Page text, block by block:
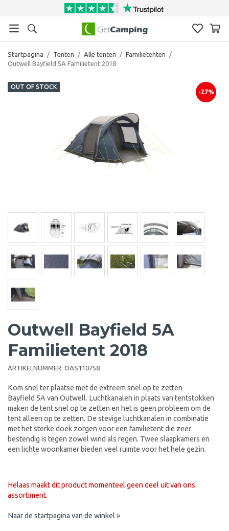
Startpagina / Tenten / Alle tenten / Familietenten
/
Outwell Bayfield 5A Familietent 2018
OUT OF STOCK
-27%
Outwell Bayfield 5A
Familietent 2018
ARTIKELNUMMER: OAS110758
Kom snel ter plaatse met de extreem snel op te zetten
Bayfield 5A van Outwell. Luchtkanalen in plaats van tentstokken
maken de tent snel op te zetten en het is geen probleem om de
tent alleen op te zetten. De stevige luchtkanalen in combinatie
met het sterke doek zorgen voor een familietent die zeer
bestendig is tegen zowel wind als regen. Twee slaapkamers en
een lichte woonkamer bieden veel ruimte voor het hele gezin.
Helaas maakt dit product momenteel geen deel uit van ons
assortiment.
Naar de startpagina van de winkel »